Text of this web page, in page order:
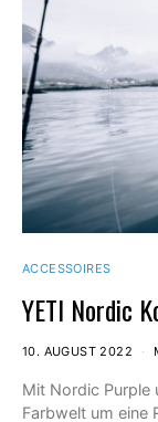
ACCESSOIRES
YETI Nordic
10. AUGUST 2022
Mit Nordic Purple
Farbwelt um eine